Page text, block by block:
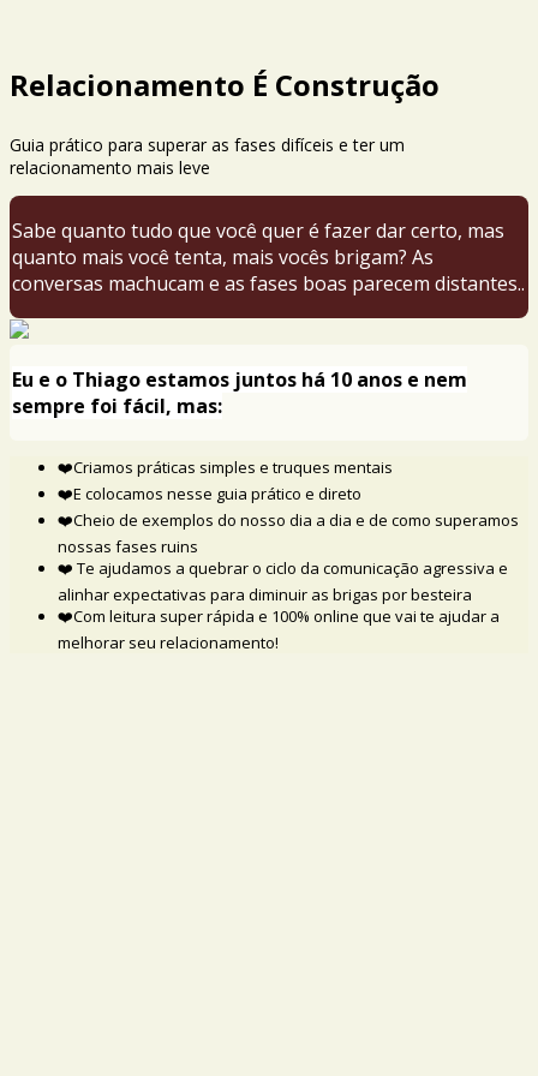
Relacionamento É Construção
Guia prático para superar as fases difíceis e ter um
relacionamento mais leve
Sabe quanto tudo que você quer é fazer dar certo, mas
quanto mais você tenta, mais vocês brigam? As
conversas machucam e as fases boas parecem distantes..
Eu e o Thiago estamos juntos há 10 anos e nem
sempre foi fácil, mas:
❤️Criamos práticas simples e truques mentais
❤️E colocamos nesse guia prático e direto
❤️Cheio de exemplos do nosso dia a dia e de como superamos
nossas fases ruins
❤️ Te ajudamos a quebrar o ciclo da comunicação agressiva e
alinhar expectativas para diminuir as brigas por besteira
❤️Com leitura super rápida e 100% online que vai te ajudar a
melhorar seu relacionamento!